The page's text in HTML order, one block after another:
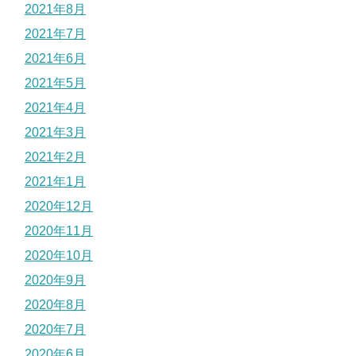
2021年8月
2021年7月
2021年6月
2021年5月
2021年4月
2021年3月
2021年2月
2021年1月
2020年12月
2020年11月
2020年10月
2020年9月
2020年8月
2020年7月